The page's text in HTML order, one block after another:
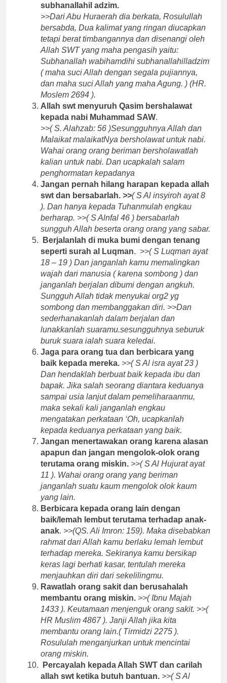
subhanallahil adzim.
>>Dari Abu Huraerah dia berkata, Rosulullah
bersabda, Dua kalimat yang ringan diucapkan
tetapi berat timbangannya dan disenangi oleh
Allah SWT yang maha pengasih yaitu:
Subhanallah wabihamdihi subhanallahilladzim
( maha suci Allah dengan segala pujiannya,
dan maha suci Allah yang maha Agung. ) (HR.
Moslem 2694 ).
Allah swt menyuruh Qasim bershalawat
kepada nabi Muhammad SAW.
>>( S. Alahzab: 56 )Sesungguhnya Allah dan
Malaikat malaikatNya bersholawat untuk nabi.
Wahai orang orang beriman bersholawatlah
kalian untuk nabi. Dan ucapkalah salam
penghormatan kepadanya
Jangan pernah hilang harapan kepada allah
swt dan bersabarlah. >>( S Al insyiroh ayat 8
). Dan hanya kepada Tuhanmulah engkau
berharap. >>( S Alnfal 46 ) bersabarlah
sungguh Allah beserta orang orang yang sabar.
Berjalanlah di muka bumi dengan tenang
seperti surah al Luqman. >>( S Luqman ayat
18 – 19 ) Dan janganlah kamu memalingkan
wajah dari manusia ( karena sombong ) dan
janganlah berjalan dibumi dengan angkuh.
Sungguh Allah tidak menyukai org2 yg
sombong dan membanggakan diri. >>Dan
sederhanakanlah dalam berjalan dan
lunakkanlah suaramu.sesungguhnya seburuk
buruk suara ialah suara keledai.
Jaga para orang tua dan berbicara yang
baik kepada mereka. >>( S Al isra ayat 23 )
Dan hendaklah berbuat baik kepada ibu dan
bapak. Jika salah seorang diantara keduanya
sampai usia lanjut dalam pemeliharaanmu,
maka sekali kali janganlah engkau
mengatakan perkataan ‘Oh, ucapkanlah
kepada keduanya perkataan yang baik.
Jangan menertawakan orang karena alasan
apapun dan jangan mengolok-olok orang
terutama orang miskin. >>( S Al Hujurat ayat
11 ). Wahai orang orang yang beriman
janganlah suatu kaum mengolok olok kaum
yang lain.
Berbicara kepada orang lain dengan
baik/lemah lembut terutama terhadap anak-
anak. >>(QS. Ali Imron: 159). Maka disebabkan
rahmat dari Allah kamu berlaku lemah lembut
terhadap mereka. Sekiranya kamu bersikap
keras lagi berhati kasar, tentulah mereka
menjauhkan diri dari sekelilingmu.
Rawatlah orang sakit dan berusahalah
membantu orang miskin. >>( Ibnu Majah
1433 ). Keutamaan menjenguk orang sakit. >>(
HR Muslim 4867 ). Janji Allah jika kita
membantu orang lain.( Tirmidzi 2275 ).
Rosululah menganjurkan untuk mencintai
orang miskin.
Percayalah kepada Allah SWT dan carilah
allah swt ketika butuh bantuan. >>( S Al